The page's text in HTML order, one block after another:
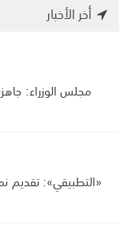
أخر الأخبار
مجلس الوزراء:
«التطبيقي»: تقديم